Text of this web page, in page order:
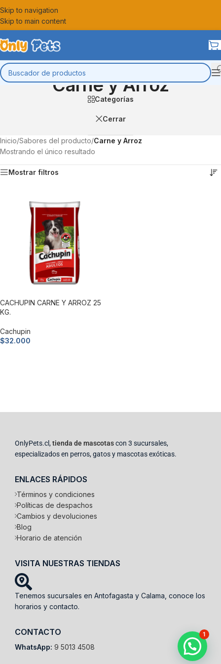
Skip to navigation
Skip to main content
Carne y Arroz
Categorías
Cerrar
Inicio/Sabores del producto/Carne y Arroz
Mostrando el único resultado
Mostrar filtros
CACHUPIN CARNE Y ARROZ 25
KG.
Cachupin
$32.000
OnlyPets.cl,tienda de mascotascon 3 sucursales,
especializados en perros, gatos y mascotas exóticas.
ENLACES RÁPIDOS
Términos y condiciones
Políticas de despachos
Cambios y devoluciones
Blog
Horario de atención
VISITA NUESTRAS TIENDAS
Tenemos sucursales en Antofagasta y Calama, conoce los
horarios y contacto.
CONTACTO
WhatsApp: 9 5013 4508
1